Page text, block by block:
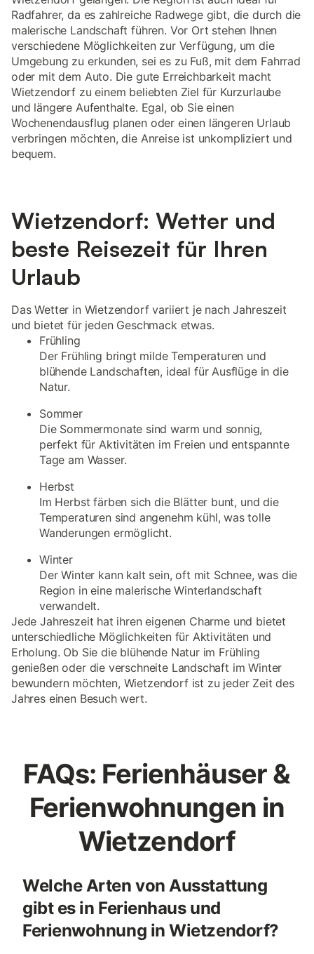
Radfahrer, da es zahlreiche Radwege gibt, die durch die
malerische Landschaft führen. Vor Ort stehen Ihnen
verschiedene Möglichkeiten zur Verfügung, um die
Umgebung zu erkunden, sei es zu Fuß, mit dem Fahrrad
oder mit dem Auto. Die gute Erreichbarkeit macht
Wietzendorf zu einem beliebten Ziel für Kurzurlaube
und längere Aufenthalte. Egal, ob Sie einen
Wochenendausflug planen oder einen längeren Urlaub
verbringen möchten, die Anreise ist unkompliziert und
bequem.
Wietzendorf: Wetter und
beste Reisezeit für Ihren
Urlaub
Das Wetter in Wietzendorf variiert je nach Jahreszeit
und bietet für jeden Geschmack etwas.
Frühling
Der Frühling bringt milde Temperaturen und
blühende Landschaften, ideal für Ausflüge in die
Natur.
Sommer
Die Sommermonate sind warm und sonnig,
perfekt für Aktivitäten im Freien und entspannte
Tage am Wasser.
Herbst
Im Herbst färben sich die Blätter bunt, und die
Temperaturen sind angenehm kühl, was tolle
Wanderungen ermöglicht.
Winter
Der Winter kann kalt sein, oft mit Schnee, was die
Region in eine malerische Winterlandschaft
verwandelt.
Jede Jahreszeit hat ihren eigenen Charme und bietet
unterschiedliche Möglichkeiten für Aktivitäten und
Erholung. Ob Sie die blühende Natur im Frühling
genießen oder die verschneite Landschaft im Winter
bewundern möchten, Wietzendorf ist zu jeder Zeit des
Jahres einen Besuch wert.
FAQs: Ferienhäuser &
Ferienwohnungen in
Wietzendorf
Welche Arten von Ausstattung
gibt es in Ferienhaus und
Ferienwohnung in Wietzendorf?